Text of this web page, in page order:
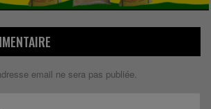
email ne sera pas publiée.